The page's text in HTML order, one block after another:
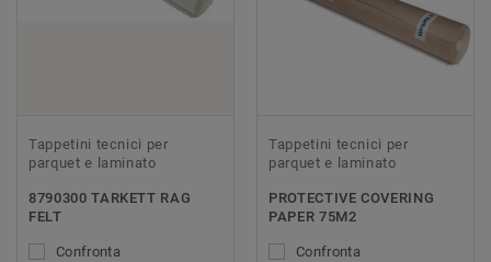
Tappetini tecnici per
parquet e laminato
8790300 TARKETT RAG
FELT
Confronta
Tappetini tecnici per
parquet e laminato
PROTECTIVE COVERING
PAPER 75M2
Confronta